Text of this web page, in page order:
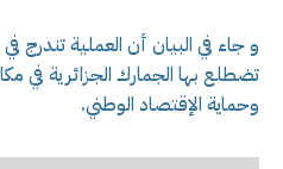
و جاء في البيان أن العملية تندرج
تضطلع بها الجمارك الجزائرية في
وحماية الإقتصاد الوطني.